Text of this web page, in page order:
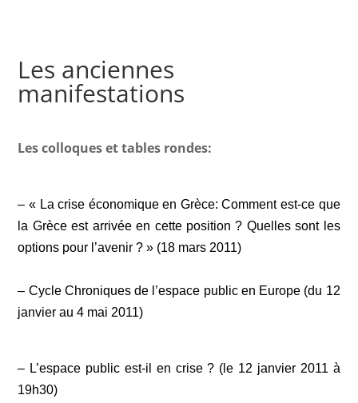
Les anciennes
manifestations
Les colloques et tables rondes:
– « La crise économique en Grèce: Comment est-ce que
la Grèce est arrivée en cette position ? Quelles sont les
options pour l’avenir ? » (18 mars 2011)
– Cycle Chroniques de l’espace public en Europe (du 12
janvier au 4 mai 2011)
– L’espace public est-il en crise ? (le 12 janvier 2011 à
19h30)